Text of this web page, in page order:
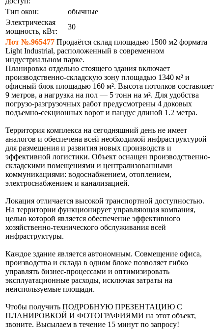
Тип окон:
обычные
Электрическая
мощность, кВт:
30
Лот №.965477 Продаётся склад площадью 1500 м2 формата
Light Industrial, расположенный в современном
индустриальном парке.
Планировка отдельно стоящего здания включает
производственно-складскую зону площадью 1340 м² и
офисный блок площадью 160 м². Высота потолков составляет
9 метров, а нагрузка на пол — 5 тонн на м². Для удобства
погрузо-разгрузочных работ предусмотрены 4 доковых
подъемно-секционных ворот и пандус длиной 1.2 метра.
Территория комплекса на сегодняшний день не имеет
аналогов и обеспечена всей необходимой инфраструктурой
для размещения и развития новых производств и
эффективной логистики. Объект оснащен производственно-
складскими помещениями и централизованными
коммуникациями: водоснабжением, отоплением,
электроснабжением и канализацией.
Локация отличается высокой транспортной доступностью.
На территории функционирует управляющая компания,
целью которой является обеспечение эффективного
хозяйственно-технического обслуживания всей
инфраструктуры.
Каждое здание является автономным. Совмещение офиса,
производства и склада в одном блоке позволяет гибко
управлять бизнес-процессами и оптимизировать
эксплуатационные расходы, исключая затраты на
неиспользуемые площади.
Чтобы получить ПОДРОБНУЮ ПРЕЗЕНТАЦИЮ С
ПЛАНИРОВКОЙ И ФОТОГРАФИЯМИ на этот объект,
звоните. Высылаем в течение 15 минут по запросу!